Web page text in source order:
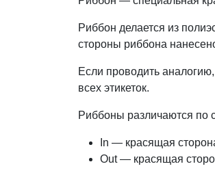
Риббон делается из
стороны риббона
Если проводить
всех этикеток.
Риббоны различаются по
In — красящая
Out — красящая